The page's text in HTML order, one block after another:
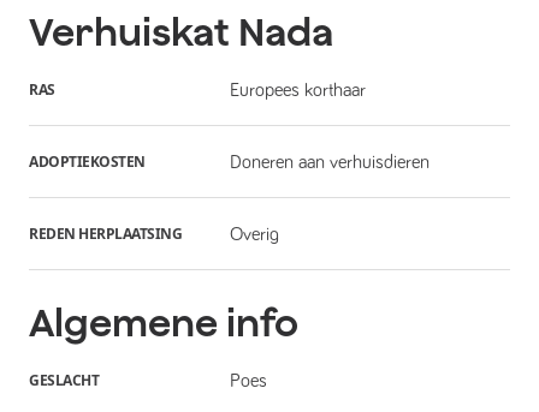
Verhuiskat Nada
RAS Europees korthaar
ADOPTIEKOSTEN Doneren aan verhuisdieren
REDEN HERPLAATSING Overig
Algemene info
GESLACHT Poes